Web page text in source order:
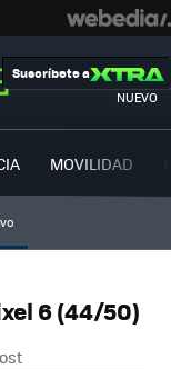
NUEVO
Suscríbete a
MOVILIDAD
6 (44/50)